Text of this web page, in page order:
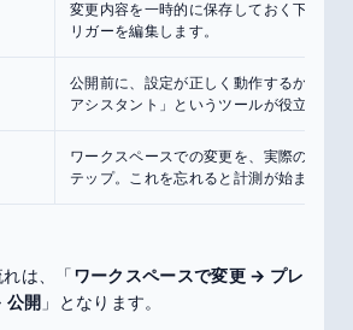
変更内容を一時的に保存しておく下書き
リガーを編集します。
公開前に、設定が正しく動作するかをテ
アシスタント」というツールが役立ちま
ワークスペースでの変更を、実際のサイ
テップ。これを忘れると計測が始まりま
は、「ワークスペースで変更 → プレ
公開 」となります。